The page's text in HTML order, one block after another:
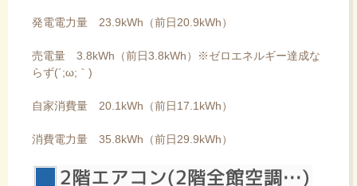
発電電力量 23.9kWh（前日20.9kWh）
売電量 3.8kWh（前日3.8kWh）※ゼロエネルギー達成な
らず(´;ω;｀)
自家消費量 20.1kWh（前日17.1kWh）
消費電力量 35.8kWh（前日29.9kWh）